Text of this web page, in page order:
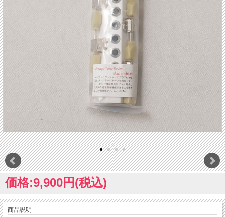
価格:9,900円(税込)
商品説明